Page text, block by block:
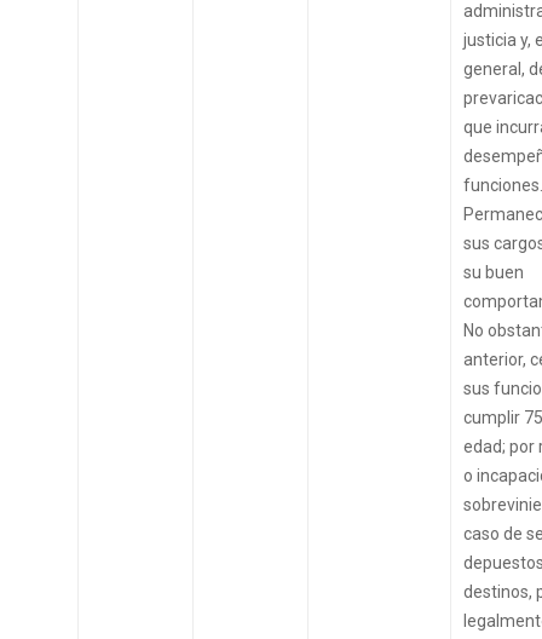
justicia y,
general,
que
funciones.
sus
su buen
No
anterior,
sus
cumplir
edad; por
o
caso de
destinos,